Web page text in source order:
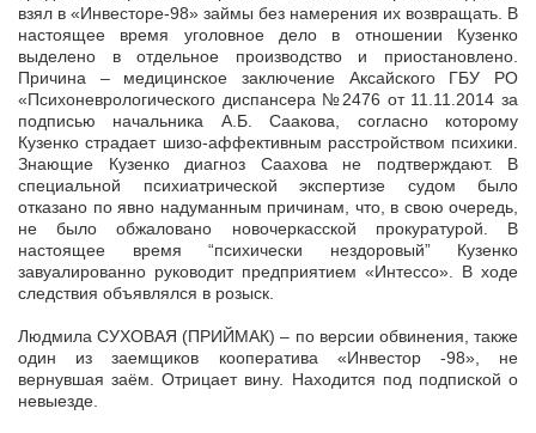
взял в «Инвесторе-98» займы без намерения их возвращать. В
настоящее время уголовное дело в отношении Кузенко
выделено в отдельное производство и приостановлено.
Причина – медицинское заключение Аксайского ГБУ РО
«Психоневрологического диспансера №2476 от 11.11.2014 за
подписью начальника А.Б. Саакова, согласно которому
Кузенко страдает шизо-аффективным расстройством психики.
Знающие Кузенко диагноз Саахова не подтверждают. В
специальной психиатрической экспертизе судом было
отказано по явно надуманным причинам, что, в свою очередь,
не было обжаловано новочеркасской прокуратурой. В
настоящее время “психически нездоровый” Кузенко
завуалированно руководит предприятием «Интессо». В ходе
следствия объявлялся в розыск.
Людмила СУХОВАЯ (ПРИЙМАК) – по версии обвинения, также
один из заемщиков кооператива «Инвестор -98», не
вернувшая заём. Отрицает вину. Находится под подпиской о
невыезде.